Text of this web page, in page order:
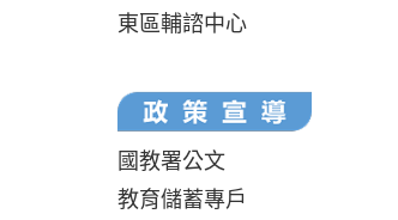
東區輔諮中心
國教署公文
教育儲蓄專戶